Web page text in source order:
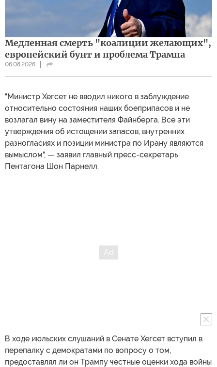
Медленная смерть "коалиции желающих",
европейский бунт и проблема Трампа
06.08.2026
"Министр Хегсет не вводил никого в заблуждение
относительно состояния наших боеприпасов и не
возлагал вину на заместителя Файнберга. Все эти
утверждения об истощении запасов, внутренних
разногласиях и позиции министра по Ирану являются
вымыслом", — заявил главный пресс-секретарь
Пентагона Шон Парнелл.
В ходе июльских слушаний в Сенате Хегсет вступил в
перепалку с демократами по вопросу о том,
предоставлял ли он Трампу честные оценки хода войны